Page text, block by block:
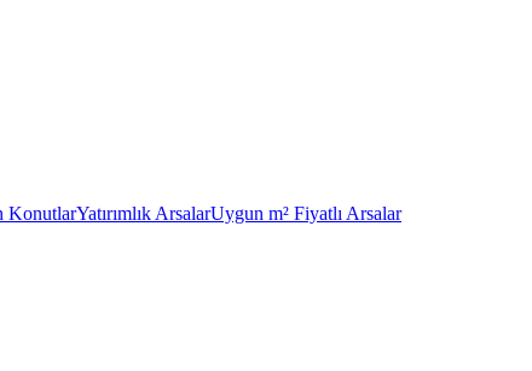
KonutlarYatırımlık ArsalarUygun m² Fiyatlı Arsalar